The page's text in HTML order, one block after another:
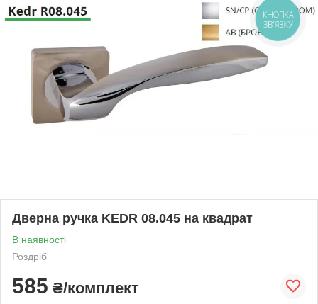
Дверна ручка KEDR 08.045 на квадрат
В наявності
Роздріб
585 ₴/комплект
КНОПКА
ЗВ'ЯЗКУ